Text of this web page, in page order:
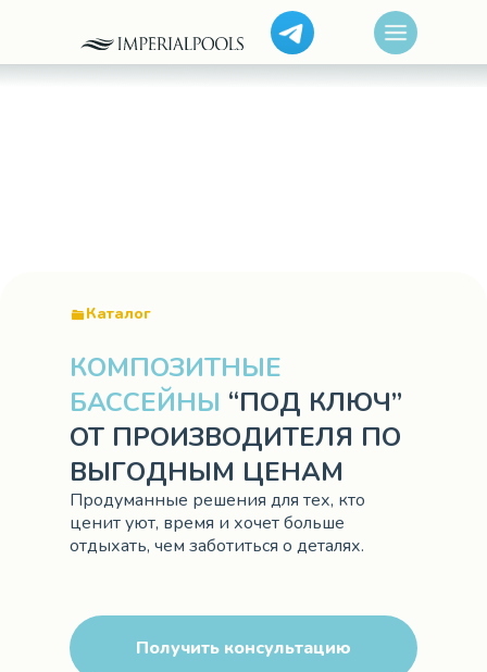
КОМПОЗИТНЫЕ
БАССЕЙНЫ “ПОД КЛЮЧ”
ОТ ПРОИЗВОДИТЕЛЯ ПО
ВЫГОДНЫМ ЦЕНАМ
Продуманные решения для тех, кто
ценит уют, время и хочет больше
отдыхать, чем заботиться о деталях.
Каталог
Получить консультацию